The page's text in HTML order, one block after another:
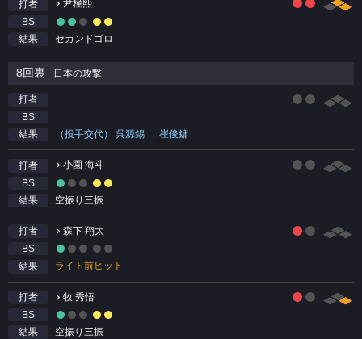
打者
尹橦熙
BS
結果
セカンドゴロ
8回裏 日本の攻撃
打者
BS
結果
（投手交代） 呉源錫 → 崔俊鏞
打者
小園 海斗
BS
結果
空振り三振
打者
森下 翔太
BS
結果
ライト前ヒット
打者
牧 秀悟
BS
結果
空振り三振